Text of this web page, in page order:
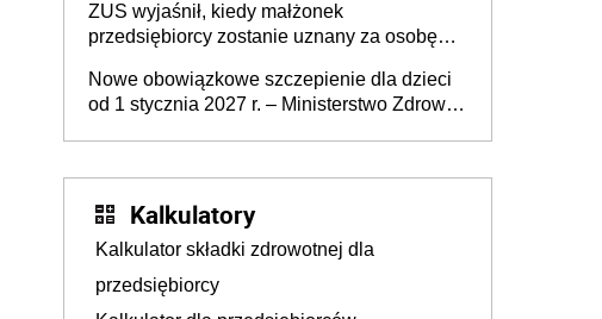
działki (wypowiedzieć dzierżawę)?
ZUS wyjaśnił, kiedy małżonek
przedsiębiorcy zostanie uznany za osobę
Nowe obowiązkowe szczepienie dla dzieci
od 1 stycznia 2027 r. – Ministerstwo Zdrowia
Kalkulatory
Kalkulator składki zdrowotnej dla
przedsiębiorcy